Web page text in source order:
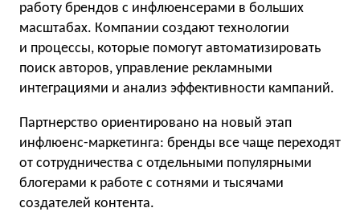
работу брендов с инфлюенсерами в больших
масштабах. Компании создают технологии
и процессы, которые помогут автоматизировать
поиск авторов, управление рекламными
интеграциями и анализ эффективности кампаний.
Партнерство ориентировано на новый этап
инфлюенс-маркетинга: бренды все чаще переходят
от сотрудничества с отдельными популярными
блогерами к работе с сотнями и тысячами
создателей контента.